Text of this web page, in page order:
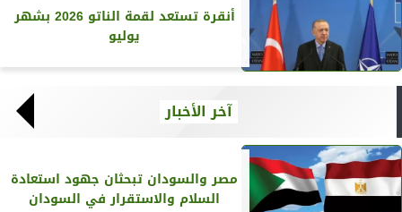
أنقرة تستعد لقمة الناتو 2026 بشهر
يوليو
آخر الأخبار
مصر والسودان تبحثان جهود استعادة
السلام والاستقرار في السودان